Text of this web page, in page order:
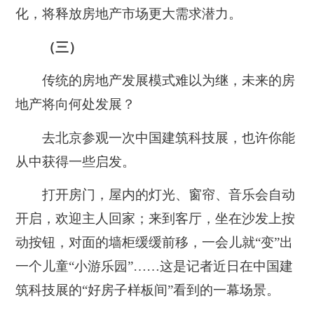
化，将释放房地产市场更大需求潜力。
（三）
传统的房地产发展模式难以为继，未来的房
地产将向何处发展？
去北京参观一次中国建筑科技展，也许你能
从中获得一些启发。
打开房门，屋内的灯光、窗帘、音乐会自动
开启，欢迎主人回家；来到客厅，坐在沙发上按
动按钮，对面的墙柜缓缓前移，一会儿就“变”出
一个儿童“小游乐园”……这是记者近日在中国建
筑科技展的“好房子样板间”看到的一幕场景。